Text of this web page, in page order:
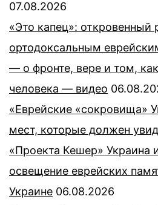
07.08.2026
«Это капец»: откровенный
ортодоксальным
— о фронте, вере и том,
человека — видео
«Еврейские «сокровища»
мест, которые должен
«Проекта Кешер» Украина
освещение еврейских
Украине 06.08.2026